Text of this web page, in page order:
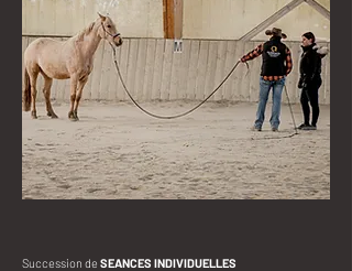
Succession de SEANCES INDIVIDUELLES